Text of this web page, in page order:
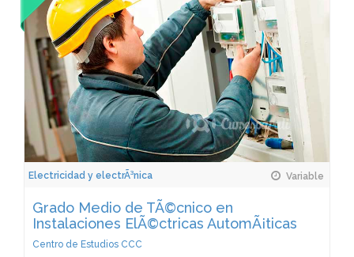
Electricidad y electrÃ³nica Variable
Grado Medio de TÃ©cnico en
Instalaciones ElÃ©ctricas AutomÃ¡ticas
Centro de Estudios CCC